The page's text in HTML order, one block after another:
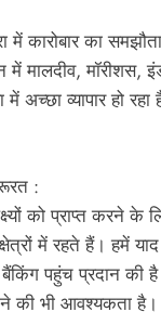
में कारोबार का
में मालदीव,
अच्छा व्यापार हो
:
को प्राप्त
में रहते हैं। हमें
पहुंच प्रदान की
की भी आवश्यकता